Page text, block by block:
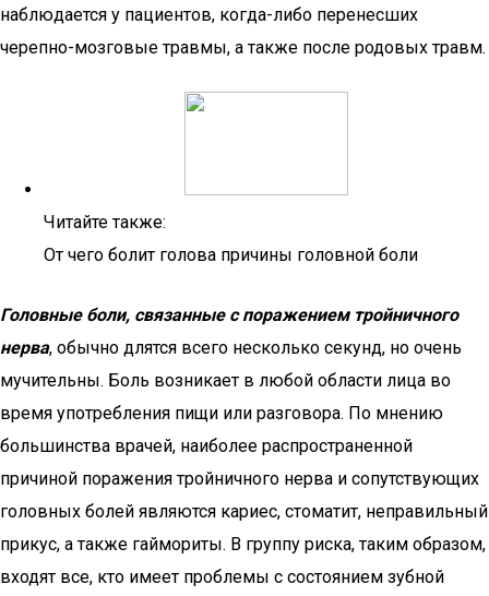
наблюдается у пациентов, когда-либо перенесших
черепно-мозговые травмы, а также после родовых травм.
Читайте также:
От чего болит голова причины головной боли
Головные боли, связанные с поражением тройничного
нерва, обычно длятся всего несколько секунд, но очень
мучительны. Боль возникает в любой области лица во
время употребления пищи или разговора. По мнению
большинства врачей, наиболее распространенной
причиной поражения тройничного нерва и сопутствующих
головных болей являются кариес, стоматит, неправильный
прикус, а также гаймориты. В группу риска, таким образом,
входят все, кто имеет проблемы с состоянием зубной